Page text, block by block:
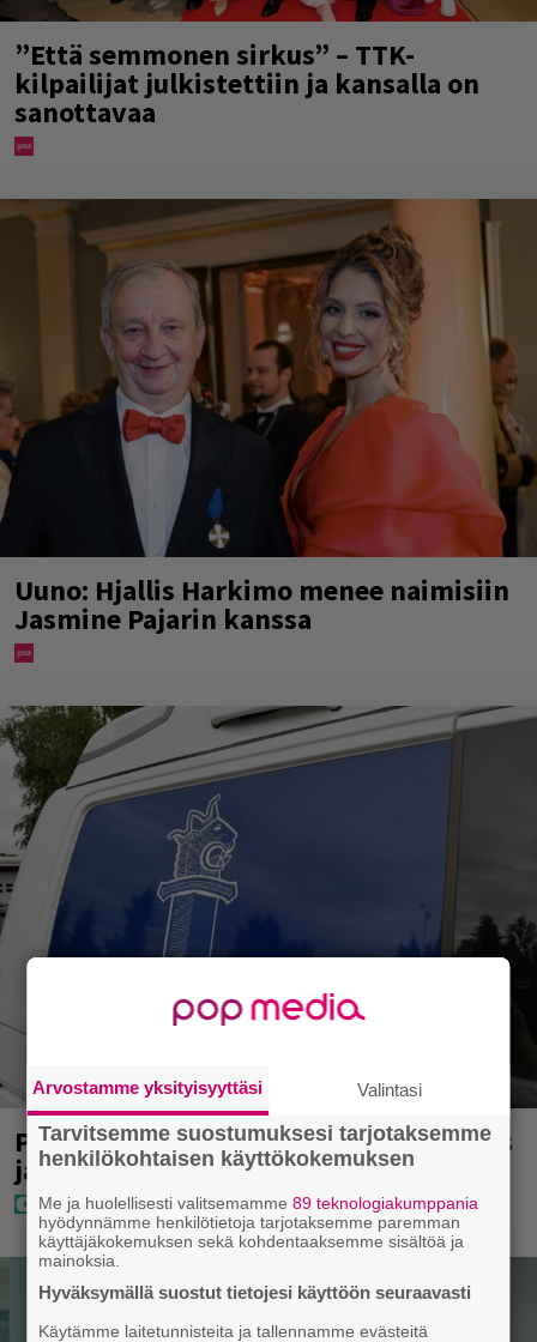
”Että semmonen sirkus” – TTK-
kilpailijat julkistettiin ja kansalla on
sanottavaa
Uuno: Hjallis Harkimo menee naimisiin
Jasmine Pajarin kanssa
Poliisilla tehovalvonta – tästä kysymys
ja näin kauan kestää
Arvostamme yksityisyyttäsi Valintasi
Tarvitsemme suostumuksesi tarjotaksemme
henkilökohtaisen käyttökokemuksen
Me ja huolellisesti valitsemamme89 teknologiakumppania
hyödynnämme henkilötietoja tarjotaksemme paremman
käyttäjäkokemuksen sekä kohdentaaksemme sisältöä ja
mainoksia.
Hyväksymällä suostut tietojesi käyttöön seuraavasti
Käytämme laitetunnisteita ja tallennamme evästeitä